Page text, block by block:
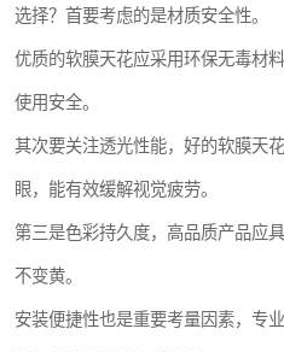
选择？首要考虑的是材质安全性。
优质的软膜天花应采用环保无毒材
使用安全。
其次要关注透光性能，好的软膜天
眼，能有效缓解视觉疲劳。
第三是色彩持久度，高品质产品应
不变黄。
安装便捷性也是重要考量因素，专